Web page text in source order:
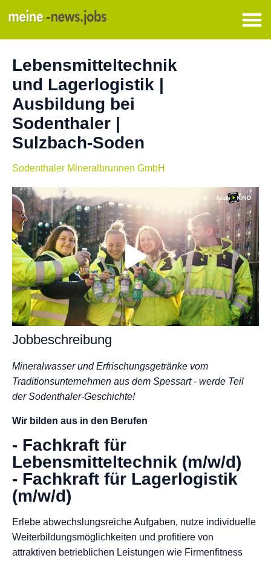
Lebensmitteltechnik
und Lagerlogistik |
Ausbildung bei
Sodenthaler |
Sulzbach-Soden
Sodenthaler Mineralbrunnen GmbH
Jobbeschreibung
Mineralwasser und Erfrischungsgetränke vom
Traditionsunternehmen aus dem Spessart - werde Teil
der Sodenthaler-Geschichte!
Wir bilden aus in den Berufen
- Fachkraft für
Lebensmitteltechnik (m/w/d)
- Fachkraft für Lagerlogistik
(m/w/d)
Erlebe abwechslungsreiche Aufgaben, nutze individuelle
Weiterbildungsmöglichkeiten und profitiere von
attraktiven betrieblichen Leistungen wie Firmenfitness